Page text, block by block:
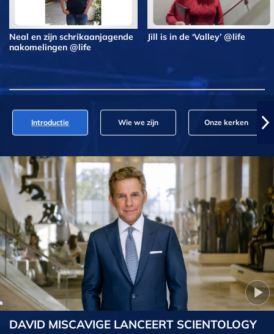
Neal en zijn schrikaanjagende
nakomelingen @life
Jill is in de ‘Valley’ @life
Introductie Wie we zijn Onze kerken
DAVID MISCAVIGE LANCEERT SCIENTOLOGY